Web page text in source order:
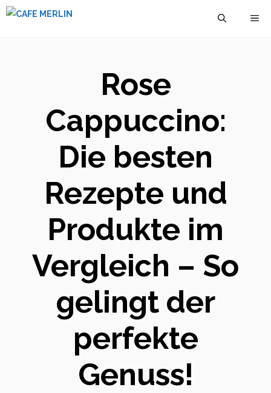
Zum
Rose
Cappuccino:
Die besten
Rezepte und
Produkte im
Vergleich – So
gelingt der
perfekte
Genuss!